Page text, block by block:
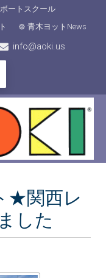
ートスクール
青木ヨットNews
info@aoki.us
★関西レ
した